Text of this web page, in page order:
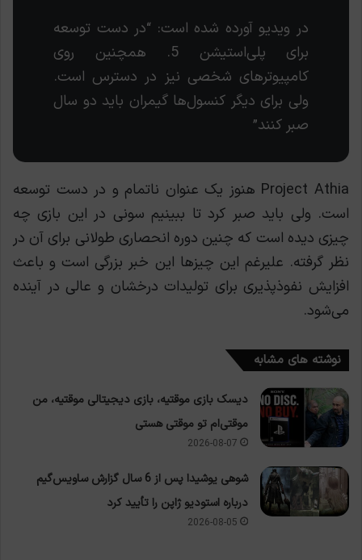
در ویدیو آورده شده است: “در دست توسعه
برای پلی‌استیشن 5. همچنین روی
کامپیوترهای شخصی نیز در دسترس است.
ولی برای دیگر کنسول‌ها گیمران باید دو سال
صبر کنند”
Project Athia هنوز یک عنوان ناتمام و در دست توسعه
است. ولی باید صبر کرد تا ببینیم سونی در این بازی چه
چیزی دیده است که چنین دوره انحصاری طولانی برای آن در
نظر گرفته. علیرغم این چیزها این خبر بزرگی است و باعث
افزایش نفوذپذیری برای تولیدات درخشان و عالی در آینده
می‌شود.
نوشته های مشابه
دیسک بازی موقتیه، بازی دیجیتالی موقتیه، من
موقتی‌ام تو موقتی هستی
2026-08-07
شوهی یوشیدا پس از 6 سال گزارش ساویس‌گیم
درباره استودیو ژاپن را تأیید کرد
2026-08-05